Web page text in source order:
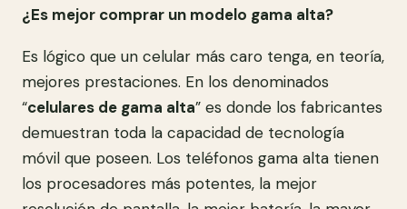
¿Es mejor comprar un modelo gama alta?
Es lógico que un celular más caro tenga, en teoría,
mejores prestaciones. En los denominados
“celulares de gama alta” es donde los fabricantes
demuestran toda la capacidad de tecnología
móvil que poseen. Los teléfonos gama alta tienen
los procesadores más potentes, la mejor